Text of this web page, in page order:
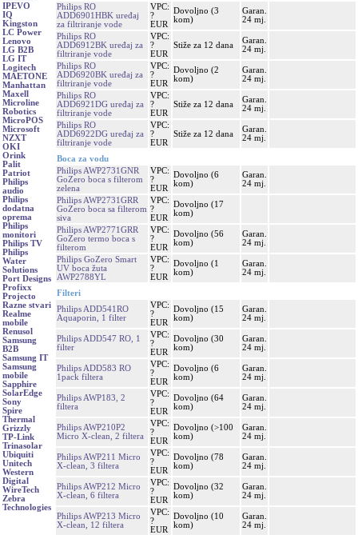
IPEVO
IQ
Kingston
LC Power
Lenovo
LG B2B
LG IT
Logitech
MAETONE
Manhattan
Maxell
Microline
Robotics
MicroPOS
Microsoft
NZXT
OKI
Orink
Palit
Patriot
Philips
audio
Philips
dodatna
oprema
Philips
monitori
Philips TV
Philips
Water
Solutions
Port Designs
Profixx
Projecto
Razne stvari
Realme
mobile
Renusol
Samsung
B2B
Samsung IT
Samsung
mobile
Sapphire
SolarEdge
Sony
Spire
Thermal
Grizzly
TP-Link
Trinasolar
Ubiquiti
Unitech
Western
Digital
WireTech
Zebra
Technologies
Philips RO
ADD6901HBK uređaj
za filtriranje vode
VPC:
?
EUR
Dovoljno (3
kom)
Garan.
24 mj.
Philips RO
ADD6912BK uređaj za
filtriranje vode
VPC:
?
EUR
Stiže za 12 dana
Garan.
24 mj.
Philips RO
ADD6920BK uređaj za
filtriranje vode
VPC:
?
EUR
Dovoljno (2
kom)
Garan.
24 mj.
Philips RO
ADD6921DG uređaj za
filtriranje vode
VPC:
?
EUR
Stiže za 12 dana
Garan.
24 mj.
Philips RO
ADD6922DG uređaj za
filtriranje vode
VPC:
?
EUR
Stiže za 12 dana
Garan.
24 mj.
Boca za vodu
Philips AWP2731GNR
GoZero boca s filterom
zelena
VPC:
?
EUR
Dovoljno (6
kom)
Garan.
24 mj.
Philips AWP2731GRR
GoZero boca sa filterom
siva
VPC:
?
EUR
Dovoljno (17
kom)
Philips AWP2771GRR
GoZero termo boca s
filterom
VPC:
?
EUR
Dovoljno (56
kom)
Garan.
24 mj.
Philips GoZero Smart
UV boca žuta
AWP2788YL
VPC:
?
EUR
Dovoljno (1
kom)
Garan.
24 mj.
Filteri
Philips ADD541RO
Aquaporin, 1 filter
VPC:
?
EUR
Dovoljno (15
kom)
Garan.
24 mj.
Philips ADD547 RO, 1
filter
VPC:
?
EUR
Dovoljno (30
kom)
Garan.
24 mj.
Philips ADD583 RO
1pack filtera
VPC:
?
EUR
Dovoljno (6
kom)
Garan.
24 mj.
Philips AWP183, 2
filtera
VPC:
?
EUR
Dovoljno (64
kom)
Garan.
24 mj.
Philips AWP210P2
Micro X-clean, 2 filtera
VPC:
?
EUR
Dovoljno (>100
kom)
Garan.
24 mj.
Philips AWP211 Micro
X-clean, 3 filtera
VPC:
?
EUR
Dovoljno (78
kom)
Garan.
24 mj.
Philips AWP212 Micro
X-clean, 6 filtera
VPC:
?
EUR
Dovoljno (32
kom)
Garan.
24 mj.
Philips AWP213 Micro
X-clean, 12 filtera
VPC:
?
EUR
Dovoljno (10
kom)
Garan.
24 mj.